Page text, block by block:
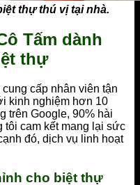
thự thú vị tại nhà.
Tấm dành
thự
cấp nhân viên tận
kinh nghiệm hơn 10
trên Google, 90% hài
tôi cam kết mang lại sức
đó, dịch vụ linh hoạt
cho biệt thự